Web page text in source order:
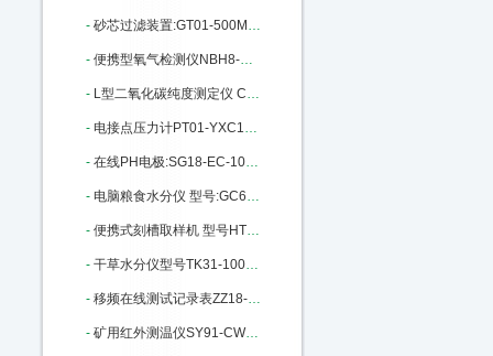
- 砂芯过滤装置:GT01-500ML库号：M215978
- 便携型氧气检测仪NBH8-O2库号：M289343
- L型二氧化碳纯度测定仪 CS30-L：M310814
- 电接点压力计PT01-YXC100-150库号：M342423
- 在线PH电极:SG18-EC-100GTSO-05B：M370179
- 电脑粮食水分仪 型号:GC60/SF1G：M391395
- 便携式刻槽取样机 型号HT62-DSD-230 M22461
- 干草水分仪型号TK31-100库号M149295
- 移频在线测试记录表ZZ18-CD96-3Z：M200674
- 矿用红外测温仪SY91-CWH700 M269990